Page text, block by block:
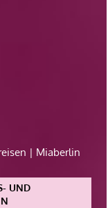
| Miaberlin
UND